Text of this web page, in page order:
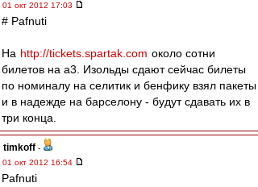
01 окт 2012 17:03
# Pafnuti
На http://tickets.spartak.com около сотни
билетов на а3. Изольды сдают сейчас билеты
по номиналу на селитик и бенфику взял пакеты
и в надежде на барселону - будут сдавать их в
три конца.
timkoff -
01 окт 2012 16:54
Pafnuti